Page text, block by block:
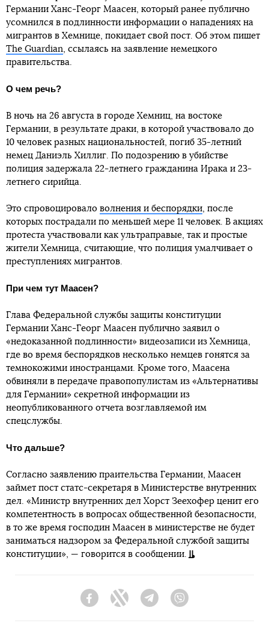
Германии Ханс-Георг Маасен, который ранее публично
усомнился в подлинности информации о нападениях на
мигрантов в Хемнице, покидает свой пост. Об этом пишет
The Guardian, ссылаясь на заявление немецкого
правительства.
О чем речь?
В ночь на 26 августа в городе Хемниц, на востоке
Германии, в результате драки, в которой участвовало до
10 человек разных национальностей, погиб 35-летний
немец Даниэль Хиллиг. По подозрению в убийстве
полиция задержала 22-летнего гражданина Ирака и 23-
летнего сирийца.
Это спровоцировало волнения и беспорядки, после
которых пострадали по меньшей мере 11 человек. В акциях
протеста участвовали как ультраправые, так и простые
жители Хемница, считающие, что полиция умалчивает о
преступлениях мигрантов.
При чем тут Маасен?
Глава Федеральной службы защиты конституции
Германии Ханс-Георг Маасен публично заявил о
«недоказанной подлинности» видеозаписи из Хемница,
где во время беспорядков несколько немцев гонятся за
темнокожими иностранцами. Кроме того, Маасена
обвиняли в передаче правопопулистам из «Альтернативы
для Германии» секретной информации из
неопубликованного отчета возглавляемой им
спецслужбы.
Что дальше?
Согласно заявлению праительства Германии, Маасен
займет пост статс-секретаря в Министерстве внутренних
дел. «Министр внутренних дел Хорст Зеехофер ценит его
компетентность в вопросах общественной безопасности,
в то же время господин Маасен в министерстве не будет
заниматься надзором за Федеральной службой защиты
конституции», — говорится в сообщении.
FacebookTwitter Telegram